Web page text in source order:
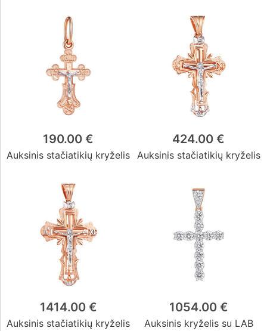
190.00 €
Auksinis stačiatikių kryželis
424.00 €
Auksinis stačiatikių kryželis
1414.00 €
Auksinis stačiatikių kryželis
1054.00 €
Auksinis kryželis su LAB